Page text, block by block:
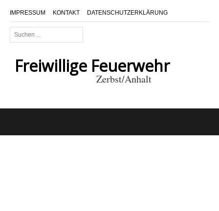
IMPRESSUM KONTAKT DATENSCHUTZERKLÄRUNG
Suchen
...
Freiwillige Feuerwehr
Zerbst/Anhalt